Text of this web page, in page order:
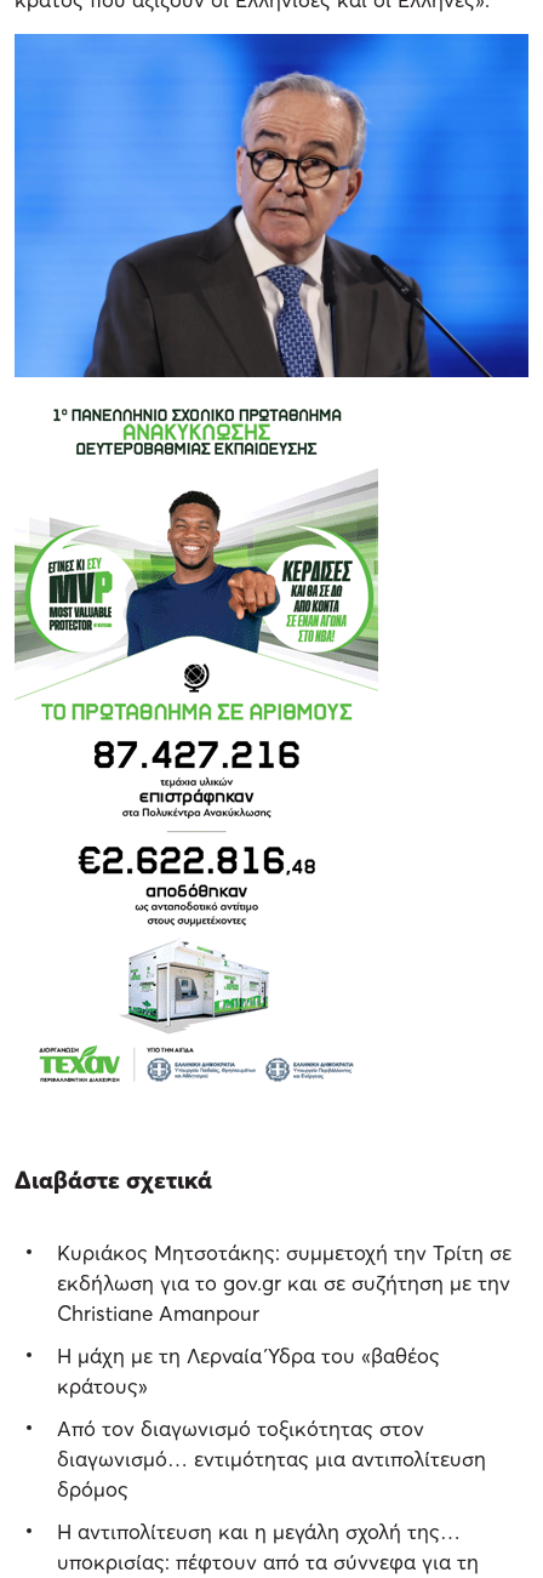
Διαβάστε σχετικά
Κυριάκος Μητσοτάκης: συμμετοχή την Τρίτη σε
εκδήλωση για το gov.gr και σε συζήτηση με την
Christiane Amanpour
Η μάχη με τη Λερναία Ύδρα του «βαθέος
κράτους»
Από τον διαγωνισμό τοξικότητας στον
διαγωνισμό… εντιμότητας μια αντιπολίτευση
δρόμος
Η αντιπολίτευση και η μεγάλη σχολή της…
υποκρισίας: πέφτουν από τα σύννεφα για τη